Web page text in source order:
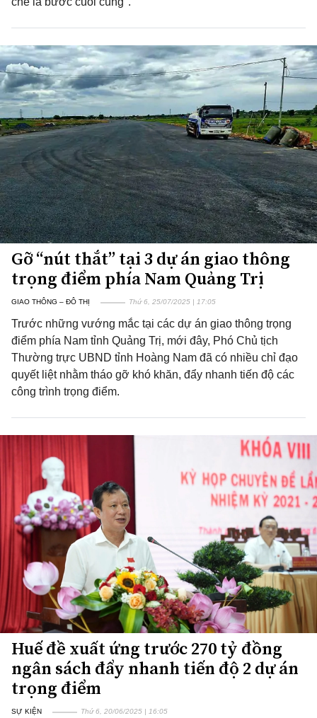
Gỡ “nút thắt” tại 3 dự án giao thông
trọng điểm phía Nam Quảng Trị
GIAO THÔNG – ĐÔ THỊ Thứ 6, 25/07/2025 | 17:05
Trước những vướng mắc tại các dự án giao thông trọng
điểm phía Nam tỉnh Quảng Trị, mới đây, Phó Chủ tịch
Thường trực UBND tỉnh Hoàng Nam đã có nhiều chỉ đạo
quyết liệt nhằm tháo gỡ khó khăn, đẩy nhanh tiến độ các
công trình trọng điểm.
Huế đề xuất ứng trước 270 tỷ đồng
ngân sách đẩy nhanh tiến độ 2 dự án
trọng điểm
SỰ KIỆN Thứ 6, 20/06/2025 | 16:05